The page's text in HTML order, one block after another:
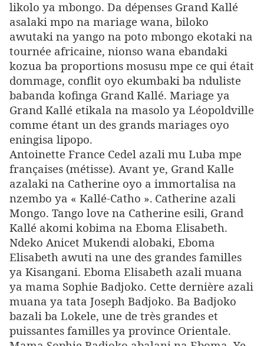
likolo ya mbongo. Da dépenses Grand Kallé
asalaki mpo na mariage wana, biloko
awutaki na yango na poto mbongo ekotaki na
tournée africaine, nionso wana ebandaki
kozua ba proportions mosusu mpe ce qui était
dommage, conflit oyo ekumbaki ba nduliste
babanda kofinga Grand Kallé. Mariage ya
Grand Kallé etikala na masolo ya Léopoldville
comme étant un des grands mariages oyo
eningisa lipopo.
Antoinette France Cedel azali mu Luba mpe
françaises (métisse). Avant ye, Grand Kalle
azalaki na Catherine oyo a immortalisa na
nzembo ya « Kallé-Catho ». Catherine azali
Mongo. Tango love na Catherine esili, Grand
Kallé akomi kobima na Eboma Elisabeth.
Ndeko Anicet Mukendi alobaki, Eboma
Elisabeth awuti na une des grandes familles
ya Kisangani. Eboma Elisabeth azali muana
ya mama Sophie Badjoko. Cette dernière azali
muana ya tata Joseph Badjoko. Ba Badjoko
bazali ba Lokele, une de très grandes et
puissantes familles ya province Orientale.